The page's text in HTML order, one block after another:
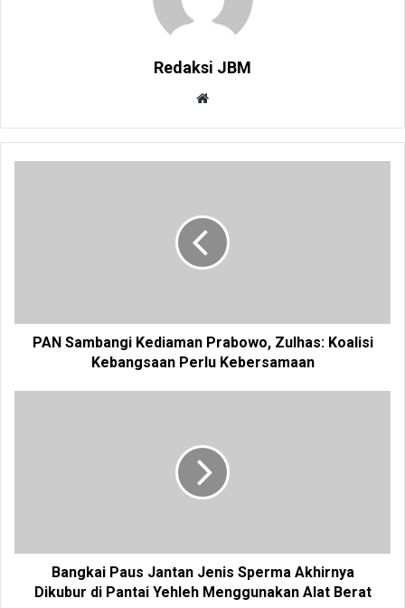
Redaksi JBM
b
s
PAN Sambangi Kediaman Prabowo, Zulhas: Koalisi
Kebangsaan Perlu Kebersamaan
Bangkai Paus Jantan Jenis Sperma Akhirnya
Dikubur di Pantai Yehleh Menggunakan Alat Berat